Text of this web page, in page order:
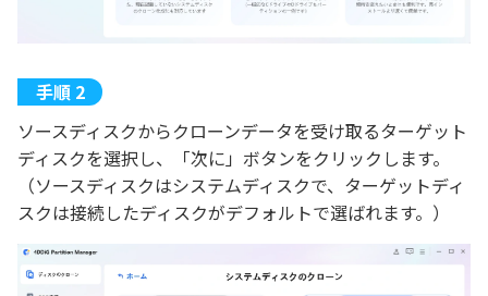
ソースディスクからクローンデータを受け取るターゲット
ディスクを選択し、「次に」ボタンをクリックします。
（ソースディスクはシステムディスクで、ターゲットディ
スクは接続したディスクがデフォルトで選ばれます。）